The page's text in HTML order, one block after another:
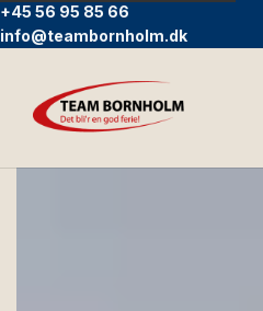
+45 56 95 85 66
info@teambornholm.dk